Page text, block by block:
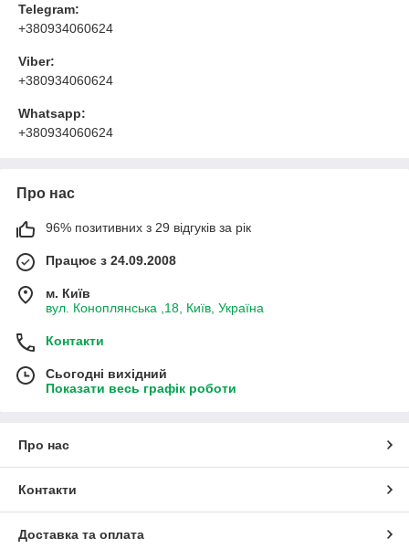
Telegram:
+380934060624
Viber:
+380934060624
Whatsapp:
+380934060624
Про нас
96% позитивних з 29 відгуків за рік
Працює з 24.09.2008
м. Київ
вул. Коноплянська ,18, Київ, Україна
Контакти
Сьогодні вихідний
Показати весь графік роботи
Про нас
Контакти
Доставка та оплата